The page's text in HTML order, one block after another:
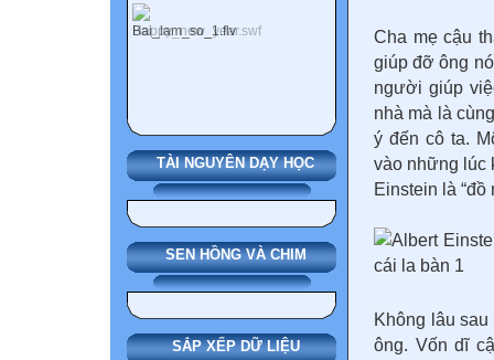
TÀI NGUYÊN DẠY HỌC
SEN HỒNG VÀ CHIM
SẮP XẾP DỮ LIỆU
Cha mẹ cậu
giúp đỡ ông
người giúp
nhà mà là
ý đến cô ta.
vào những lúc
Einstein là “đồ
Không lâu
ông. Vốn dĩ